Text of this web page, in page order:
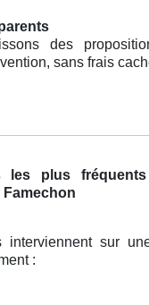
des
sans frais
les plus
interviennent sur
: